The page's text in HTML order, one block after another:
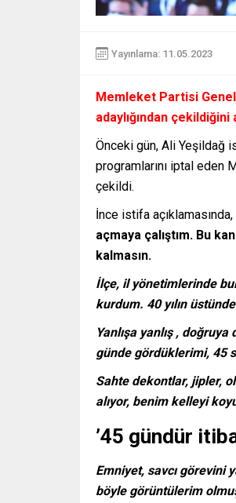
Yayınlama: 11.05.2023
Memleket Partisi Genel
adaylığından çekildiğini
Önceki gün, Ali Yeşildağ
programlarını iptal eden
çekildi.
İnce istifa açıklamasında,
açmaya çalıştım. Bu
kalmasın.
İlçe, il yönetimlerinde
kurdum. 40 yılın
Yanlışa yanlış ,
günde gördüklerimi, 45
Sahte dekontlar, jipler,
alıyor, benim kelleyi
’45 gündür
Emniyet, savcı görevini
böyle görüntülerim